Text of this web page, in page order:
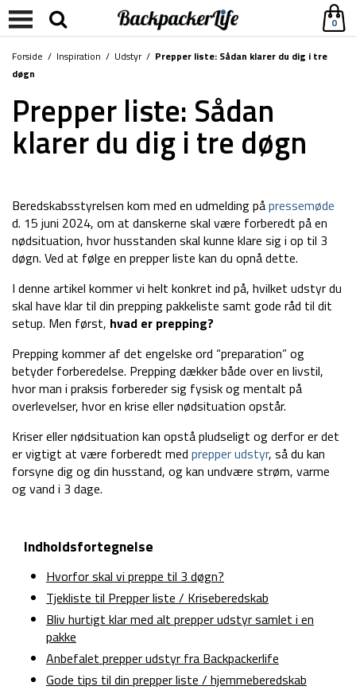
0
Forside / Inspiration / Udstyr/ Prepper liste: Sådan klarer du dig i tre
døgn
Prepper liste: Sådan
klarer du dig i tre døgn
Beredskabsstyrelsen kom med en udmelding påpressemøde
d. 15 juni 2024, om at danskerne skal være forberedt på en
nødsituation, hvor husstanden skal kunne klare sig i op til 3
døgn. Ved at følge en prepper liste kan du opnå dette.
I denne artikel kommer vi helt konkret ind på, hvilket udstyr du
skal have klar til din prepping pakkeliste samt gode råd til dit
setup. Men først, hvad er prepping?
Prepping kommer af det engelske ord “preparation” og
betyder forberedelse. Prepping dækker både over en livstil,
hvor man i praksis forbereder sig fysisk og mentalt på
overlevelser, hvor en krise eller nødsituation opstår.
Kriser eller nødsituation kan opstå pludseligt og derfor er det
er vigtigt at være forberedt med prepper udstyr, så du kan
forsyne dig og din husstand, og kan undvære strøm, varme
og vand i 3 dage.
Indholdsfortegnelse
Hvorfor skal vi preppe til 3 døgn?
Tjekliste til Prepper liste / Kriseberedskab
Bliv hurtigt klar med alt prepper udstyr samlet i en
pakke
Anbefalet prepper udstyr fra Backpackerlife
Gode tips til din prepper liste / hjemmeberedskab